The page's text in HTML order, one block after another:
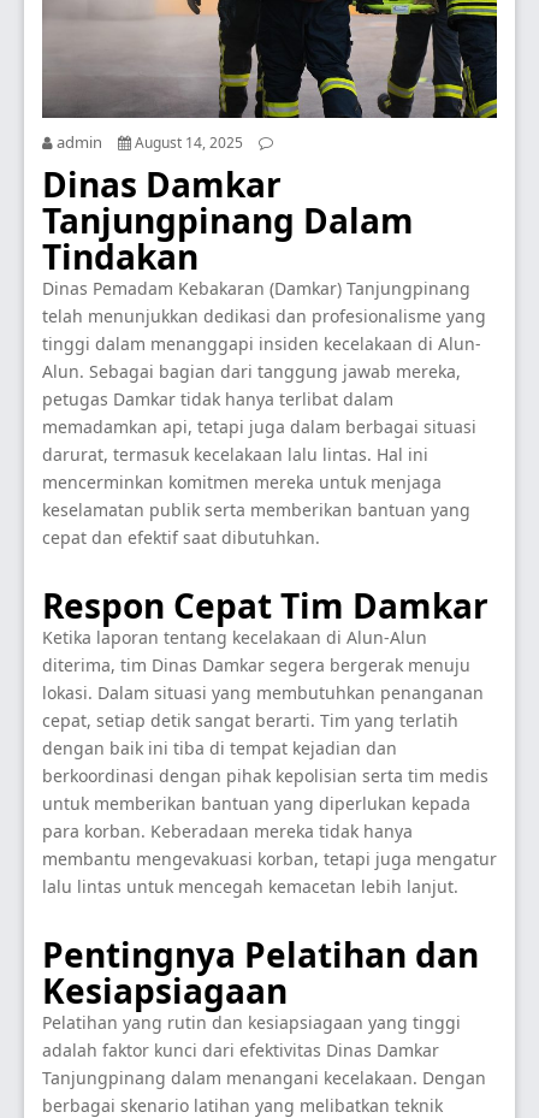
admin August 14, 2025
Dinas Damkar
Tanjungpinang Dalam
Tindakan
Dinas Pemadam Kebakaran (Damkar) Tanjungpinang
telah menunjukkan dedikasi dan profesionalisme yang
tinggi dalam menanggapi insiden kecelakaan di Alun-
Alun. Sebagai bagian dari tanggung jawab mereka,
petugas Damkar tidak hanya terlibat dalam
memadamkan api, tetapi juga dalam berbagai situasi
darurat, termasuk kecelakaan lalu lintas. Hal ini
mencerminkan komitmen mereka untuk menjaga
keselamatan publik serta memberikan bantuan yang
cepat dan efektif saat dibutuhkan.
Respon Cepat Tim Damkar
Ketika laporan tentang kecelakaan di Alun-Alun
diterima, tim Dinas Damkar segera bergerak menuju
lokasi. Dalam situasi yang membutuhkan penanganan
cepat, setiap detik sangat berarti. Tim yang terlatih
dengan baik ini tiba di tempat kejadian dan
berkoordinasi dengan pihak kepolisian serta tim medis
untuk memberikan bantuan yang diperlukan kepada
para korban. Keberadaan mereka tidak hanya
membantu mengevakuasi korban, tetapi juga mengatur
lalu lintas untuk mencegah kemacetan lebih lanjut.
Pentingnya Pelatihan dan
Kesiapsiagaan
Pelatihan yang rutin dan kesiapsiagaan yang tinggi
adalah faktor kunci dari efektivitas Dinas Damkar
Tanjungpinang dalam menangani kecelakaan. Dengan
berbagai skenario latihan yang melibatkan teknik